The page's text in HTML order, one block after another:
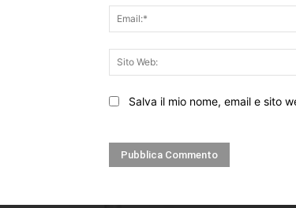
Salva il mio nome, email e sito